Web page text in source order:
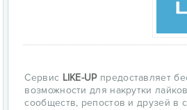
Сервис LIKE-UPпредоставляет
возможности для накрутки
сообществ, репостов и друзей в